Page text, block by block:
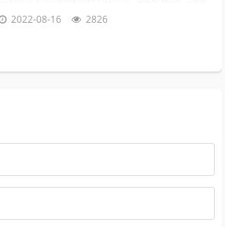
更富，穷者更穷。这也是一个不争的事实。
2022-08-16 2826